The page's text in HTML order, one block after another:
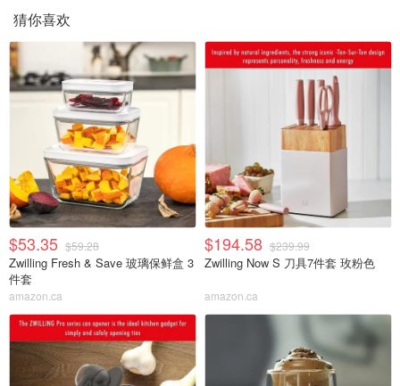
猜你喜欢
$53.35 $59.28
Zwilling Fresh & Save 玻璃保鲜盒 3
件套
amazon.ca
$194.58 $239.99
Zwilling Now S 刀具7件套 玫粉色
amazon.ca